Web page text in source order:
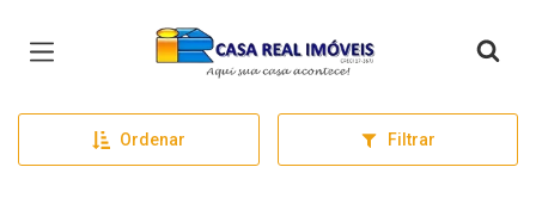
Página inicial
Ordenar Filtrar